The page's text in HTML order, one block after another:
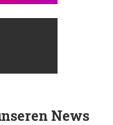
News